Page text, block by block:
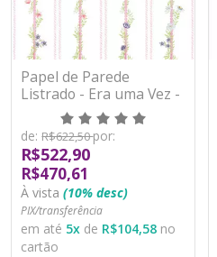
Papel de Parede
Listrado - Era uma Vez -
89891 - Vinílico
de: R$622,50por:
R$522,90
R$470,61
À vista (10% desc)
PIX/transferência
em até 5x de R$104,58 no
cartão